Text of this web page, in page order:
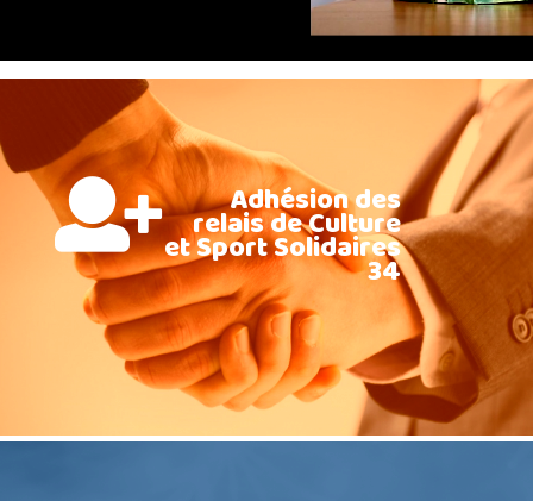
Adhésion des
relais de Culture
et Sport Solidaires
34